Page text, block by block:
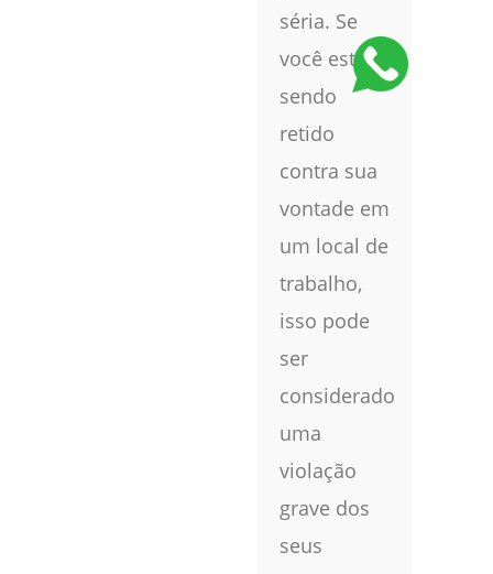
séria. Se
você está
sendo
retido
contra sua
vontade em
um local de
trabalho,
isso pode
ser
considerado
uma
violação
grave dos
seus